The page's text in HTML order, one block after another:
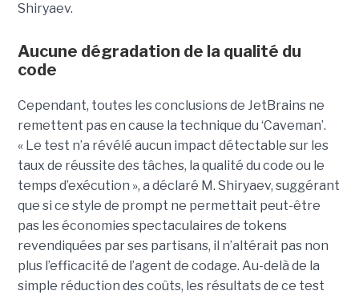
Shiryaev.
Aucune dégradation de la qualité du
code
Cependant, toutes les conclusions de JetBrains ne
remettent pas en cause la technique du ‘Caveman’.
« Le test n’a révélé aucun impact détectable sur les
taux de réussite des tâches, la qualité du code ou le
temps d’exécution », a déclaré M. Shiryaev, suggérant
que si ce style de prompt ne permettait peut-être
pas les économies spectaculaires de tokens
revendiquées par ses partisans, il n’altérait pas non
plus l’efficacité de l’agent de codage. Au-delà de la
simple réduction des coûts, les résultats de ce test